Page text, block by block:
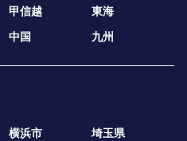
甲信越
東海
中国 九州
横浜市
埼玉県